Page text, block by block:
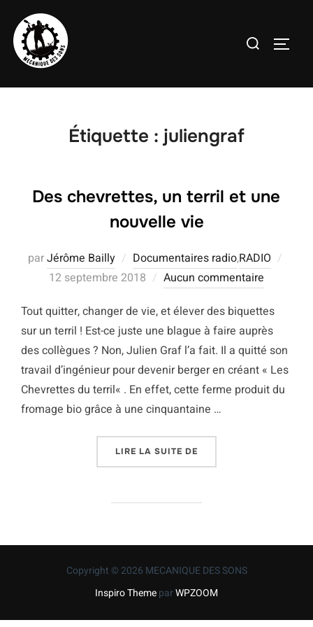
contenu
Rechercher :
Étiquette : juliengraf
Des chevrettes, un terril et une
nouvelle vie
parJérôme Bailly Documentaires radio,RADIO
12 septembre 2018
Aucun commentaire
Tout quitter, changer de vie, et élever des biquettes
sur un terril ! Est-ce juste une blague à faire auprès
des collègues ? Non, Julien Graf l’a fait. Il a quitté son
travail d’ingénieur pour devenir berger en créant « Les
Chevrettes du terril« . En effet, cette ferme produit du
fromage bio grâce à une cinquantaine …
LIRE LA SUITE DE
Copyright © 2026 MECANIQUE DES SONS
Inspiro ThemeparWPZOOM